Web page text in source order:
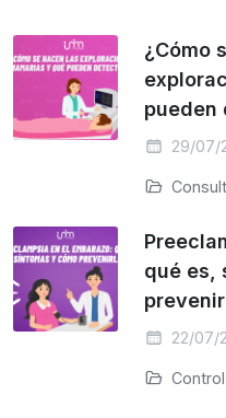
¿Cómo
pueden
29/07/
qué es,
22/07/